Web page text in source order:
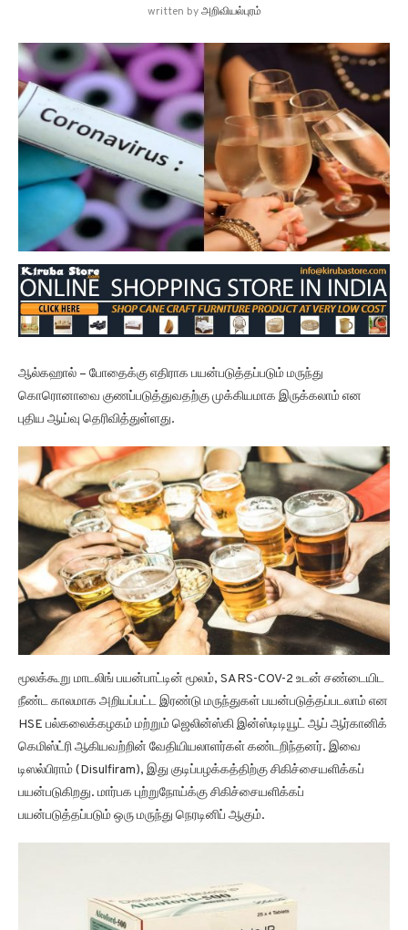
written byஅறிவியல்புரம்
ஆல்கஹால் – போதைக்கு எதிராக பயன்படுத்தப்படும் மருந்து
கொரொனாவை குணப்படுத்துவதற்கு முக்கியமாக இருக்கலாம் என
புதிய ஆய்வு தெரிவித்துள்ளது.
மூலக்கூறு மாடலிங் பயன்பாட்டின் மூலம், SARS-COV-2 உடன் சண்டையிட
நீண்ட காலமாக அறியப்பட்ட இரண்டு மருந்துகள் பயன்படுத்தப்படலாம் என
HSE பல்கலைக்கழகம் மற்றும் ஜெலின்ஸ்கி இன்ஸ்டிடியூட் ஆப் ஆர்கானிக்
கெமிஸ்ட்ரி ஆகியவற்றின் வேதியியலாளர்கள் கண்டறிந்தனர். இவை
டிஸல்பிராம் (Disulfiram), இது குடிப்பழக்கத்திற்கு சிகிச்சையளிக்கப்
பயன்படுகிறது. மார்பக புற்றுநோய்க்கு சிகிச்சையளிக்கப்
பயன்படுத்தப்படும் ஒரு மருந்து நெரடினிப் ஆகும்.